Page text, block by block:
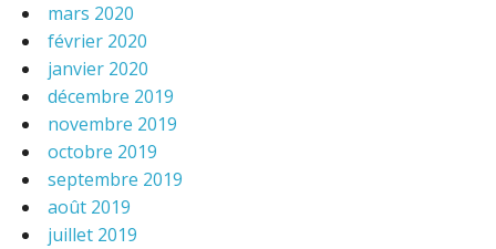
mars 2020
février 2020
janvier 2020
décembre 2019
novembre 2019
octobre 2019
septembre 2019
août 2019
juillet 2019